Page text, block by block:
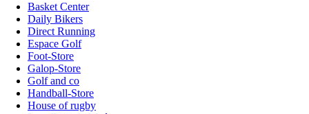
Basket Center
Daily Bikers
Direct Running
Espace Golf
Foot-Store
Galop-Store
Golf and co
Handball-Store
House of rugby